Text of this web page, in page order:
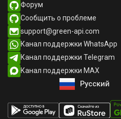
Форум
Сообщить о проблеме
support@green-api.com
Канал поддержки WhatsApp
Канал поддержки Telegram
Канал поддержки MAX
Русский
English